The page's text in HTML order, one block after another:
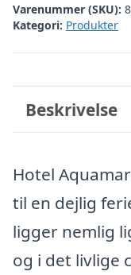
Varenummer (SKU):
Kategori: Produkter
Beskrivelse
Hotel
til en dejlig
ligger nemlig
og i det livlige